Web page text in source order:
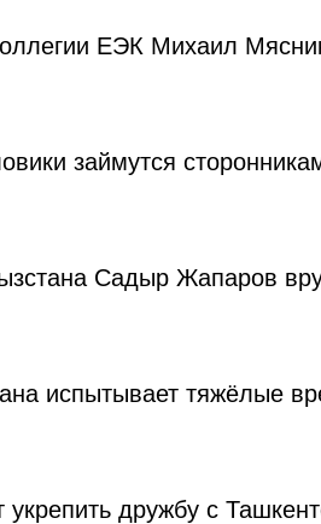
ЕЭК Михаил
займутся
Садыр Жапаров
испытывает тяжёлые
укрепить дружбу с